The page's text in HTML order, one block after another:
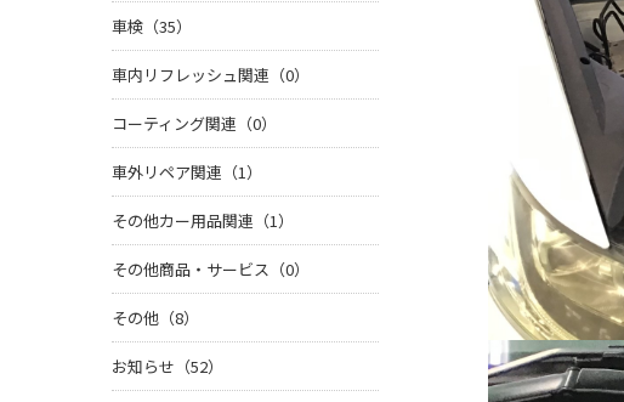
車検（35）
車内リフレッシュ関連（0）
コーティング関連（0）
車外リペア関連（1）
その他カー用品関連（1）
その他商品・サービス（0）
その他（8）
お知らせ（52）